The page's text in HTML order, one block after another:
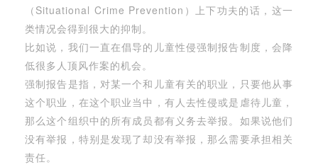
（Situational Crime Prevention）上下功夫的话，这一
类情况会得到很大的抑制。
比如说，我们一直在倡导的儿童性侵强制报告制度，会降
低很多人顶风作案的机会。
强制报告是指，对某一个和儿童有关的职业，只要他从事
这个职业，在这个职业当中，有人去性侵或是虐待儿童，
那么这个组织中的所有成员都有义务去举报。如果说他们
没有举报，特别是发现了却没有举报，那么需要承担相关
责任。